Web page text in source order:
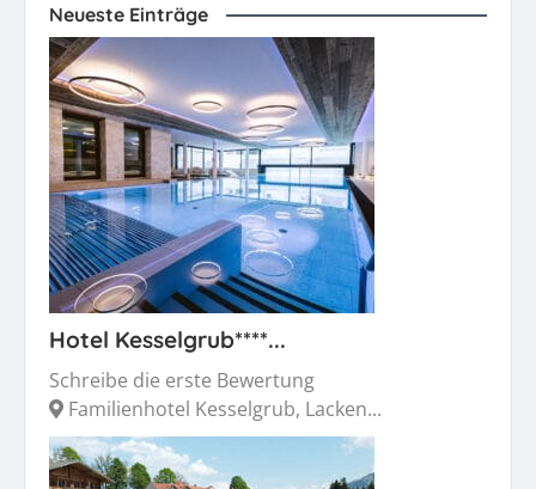
Neueste Einträge
Hotel Kesselgrub****...
Schreibe die erste Bewertung
Familienhotel Kesselgrub, Lacken...